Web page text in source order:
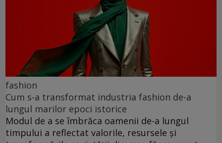
fashion
Cum s-a transformat industria fashion de-a
lungul marilor epoci istorice
Modul de a se îmbrăca oamenii de-a lungul
timpului a reflectat valorile, resursele și